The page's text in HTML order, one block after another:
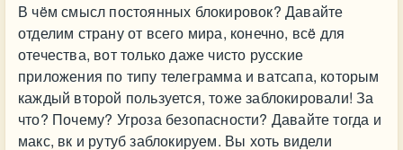
В чëм смысл постоянных блокировок? Давайте
отделим страну от всего мира, конечно, всë для
отечества, вот только даже чисто русские
приложения по типу телеграмма и ватсапа, которым
каждый второй пользуется, тоже заблокировали! За
что? Почему? Угроза безопасности? Давайте тогда и
макс, вк и рутуб заблокируем. Вы хоть видели